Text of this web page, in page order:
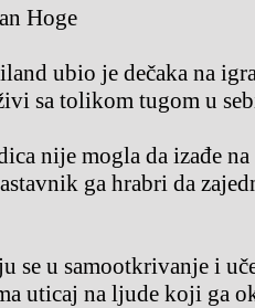
Hoge
ubio je dečaka na
sa tolikom tugom u
nije mogla da izađe
ga hrabri da
se u samootkrivanje i
uticaj na ljude koji ga